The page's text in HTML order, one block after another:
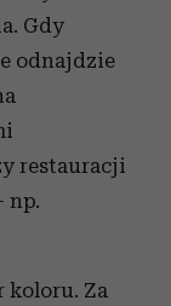
Gdy
odnajdzie
restauracji
np.
koloru. Za